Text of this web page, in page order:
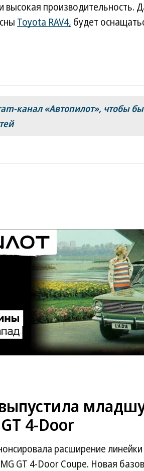
производительность.
Toyota RAV4, будет
канал«Автопилот», чтобы
4-Door
расширение
GT 4-Door Coupe. Новая